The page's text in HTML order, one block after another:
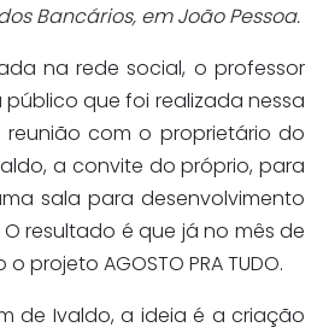
Bancários, em João Pessoa.
na rede social, o professor
que foi realizada nessa
reunião com o proprietário do
a convite do próprio, para
sala para desenvolvimento
resultado é que já no mês de
projeto AGOSTO PRA TUDO.
de Ivaldo, a ideia é a criação